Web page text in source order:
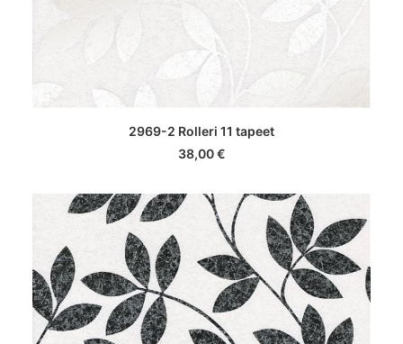
LISA KORVI
2969-2 Rolleri 11 tapeet
38,00€